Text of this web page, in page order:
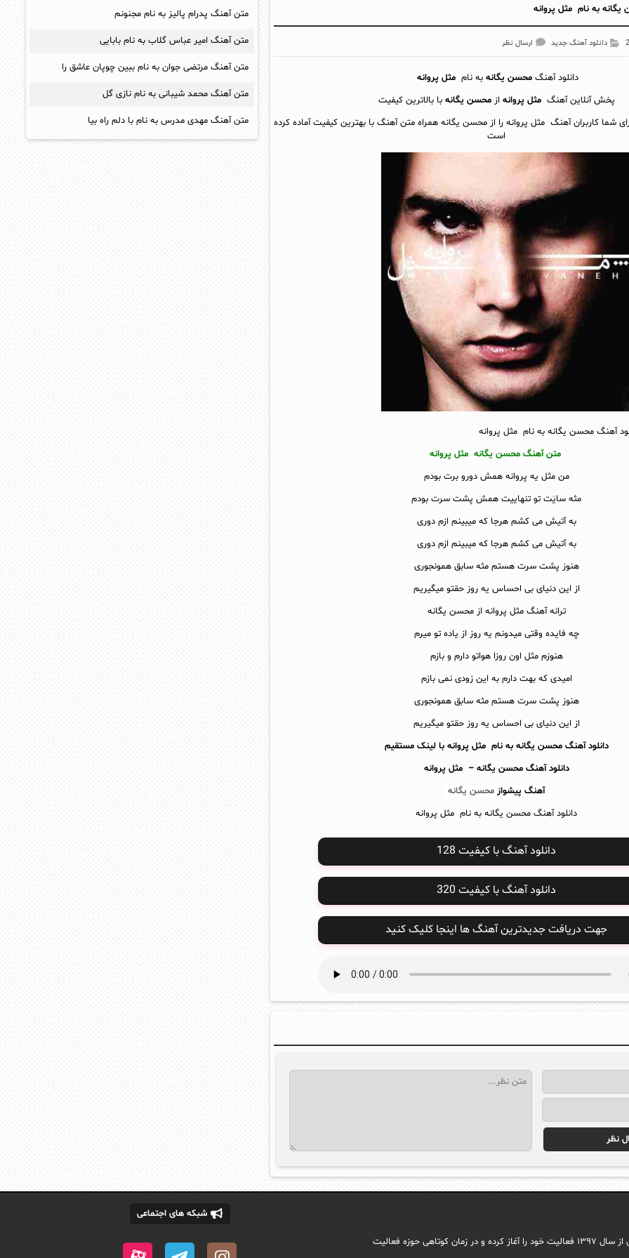
به نام مثل پروانه
دانلود آهنگ جدید ارسال نظر
دانلود آهنگ محسن یگانه به نام مثل پروانه
پخش آنلاين آهنگ مثل پروانه ازمحسن یگانه با بالاترین کیفیت
شما کاربران آهنگ مثل پروانه را از محسن یگانه همراه متن آهنگ با بهترین کیفیت آماده کرده
است
آهنگ محسن یگانه به نام مثل پروانه
متن آهنگ محسن یگانه مثل پروانه
من مثل یه پروانه همش دورو برت بودم
مثه سایَت تو تنهاییت همش پشت سرت بودم
به آتیش می کشم هرجا که میبینم ازم دوری
به آتیش می کشم هرجا که میبینم ازم دوری
هنوز پشت سرت هستم مثه سابق همونجوری
از این دنیای بی احساس یه روز حقتو میگیریم
ترانه آهنگ مثل پروانه از محسن یگانه
چه فایده وقتی میدونم یه روز از یاده تو میرم
هنوزم مثل اون روزا هواتو دارم و بازم
امیدی که بهت دارم به این زودی نمی بازم
هنوز پشت سرت هستم مثه سابق همونجوری
از این دنیای بی احساس یه روز حقتو میگیریم
دانلود آهنگ محسن یگانه به نام مثل پروانه با لینک مستقیم
دانلود آهنگ محسن یگانه – مثل پروانه
آهنگ پیشواز محسن یگانه
دانلود آهنگ محسن یگانه به نام مثل پروانه
دانلود آهنگ با کیفیت 128
دانلود آهنگ با کیفیت 320
جهت دریافت جدیدترین آهنگ ها اینجا کلیک کنید
متن آهنگ پدرام پالیز به نام مجنونم
متن آهنگ امیر عباس گلاب به نام بابایی
متن آهنگ مرتضی جوان به نام ببین چوپان عاشق را
متن آهنگ محمد شیبانی به نام نازی گل
متن آهنگ مهدی مدرس به نام با دلم راه بیا
مجله اینترنتی ایما با هدف راه اندازی سایتی جامع در حوزه اجتماعی وب فارسی از سال ۱۳۹۷ فعالیت خود را آغاز کرده و در زمان کوتاهی حوزه فعالیت
شبکه های اجتماعی